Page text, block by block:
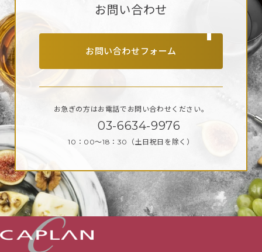
お問い合わせ
お問い合わせフォーム
お急ぎの方はお電話で お問い合わせください。
03-6634-9976
10：00～18：30 （土日祝日を除く）